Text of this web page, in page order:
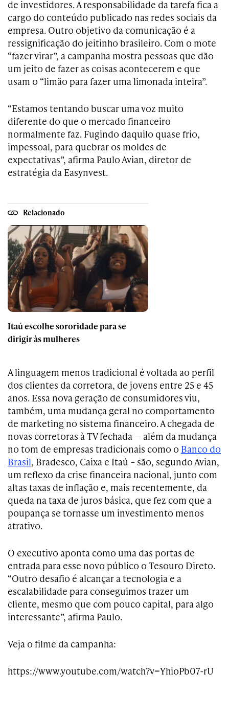
de investidores. A responsabilidade da tarefa fica a
cargo do conteúdo publicado nas redes sociais da
empresa. Outro objetivo da comunicação é a
ressignificação do jeitinho brasileiro. Com o mote
“fazer virar”, a campanha mostra pessoas que dão
um jeito de fazer as coisas acontecerem e que
usam o “limão para fazer uma limonada inteira”.
“Estamos tentando buscar uma voz muito
diferente do que o mercado financeiro
normalmente faz. Fugindo daquilo quase frio,
impessoal, para quebrar os moldes de
expectativas”, afirma Paulo Avian, diretor de
estratégia da Easynvest.
Relacionado
Itaú escolhe sororidade para se
dirigir às mulheres
A linguagem menos tradicional é voltada ao perfil
dos clientes da corretora, de jovens entre 25 e 45
anos. Essa nova geração de consumidores viu,
também, uma mudança geral no comportamento
de marketing no sistema financeiro. A chegada de
novas corretoras à TV fechada — além da mudança
no tom de empresas tradicionais como o Banco do
Brasil, Bradesco, Caixa e Itaú – são, segundo Avian,
um reflexo da crise financeira nacional, junto com
altas taxas de inflação e, mais recentemente, da
queda na taxa de juros básica, que fez com que a
poupança se tornasse um investimento menos
atrativo.
O executivo aponta como uma das portas de
entrada para esse novo público o Tesouro Direto.
“Outro desafio é alcançar a tecnologia e a
escalabilidade para conseguimos trazer um
cliente, mesmo que com pouco capital, para algo
interessante”, afirma Paulo.
Veja o filme da campanha:
https://www.youtube.com/watch?v=YhioPb07-rU